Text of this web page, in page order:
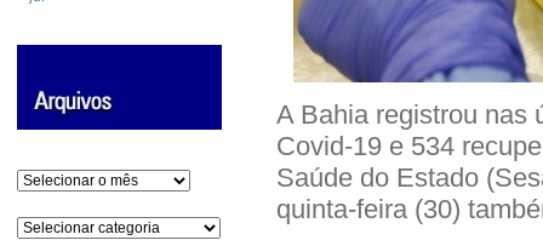
Arquivos
Categorias
A Bahia registrou nas
Covid-19 e 534
Saúde do Estado
quinta-feira (30)